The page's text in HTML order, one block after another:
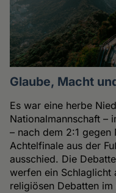
Glaube, Macht
Es war eine herbe
Nationalmannschaft –
– nach dem 2:1
Achtelfinale aus der
ausschied. Die
werfen ein Schlaglicht
religiösen Debatten